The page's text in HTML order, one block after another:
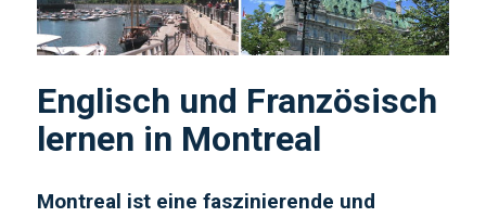
Englisch und Französisch
lernen in Montreal
Montreal ist eine faszinierende und